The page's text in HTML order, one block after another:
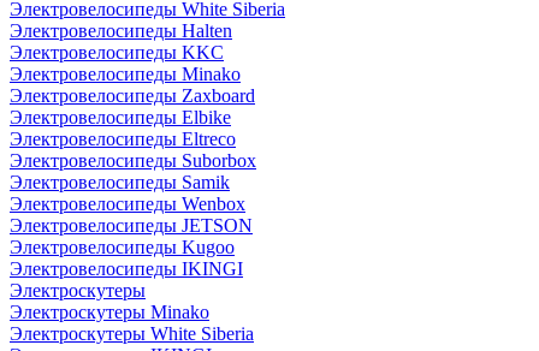
Электровелосипеды White Siberia
Электровелосипеды Halten
Электровелосипеды KKC
Электровелосипеды Minako
Электровелосипеды Zaxboard
Электровелосипеды Elbike
Электровелосипеды Eltreco
Электровелосипеды Suborbox
Электровелосипеды Samik
Электровелосипеды Wenbox
Электровелосипеды JETSON
Электровелосипеды Kugoo
Электровелосипеды IKINGI
Электроскутеры
Электроскутеры Minako
Электроскутеры White Siberia